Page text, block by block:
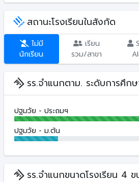
สถานะโรงเรียนในสังกัด
ไม่มี
นักเรียน
เรียน
รวม/สาขา
รร.จำแนกตาม. ระดับการศึก
ปฐมวัย - ประถมฯ
ปฐมวัย - ม.ต้น
รร.จำแนกขนาดโรงเรียน 4 ข